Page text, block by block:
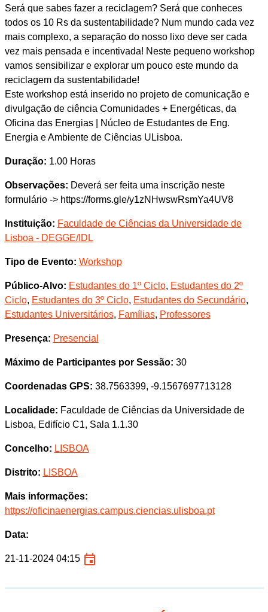
Será que sabes fazer a reciclagem? Será que conheces
todos os 10 Rs da sustentabilidade? Num mundo cada vez
mais complexo, a separação do nosso lixo deve ser cada
vez mais pensada e incentivada! Neste pequeno workshop
vamos sensibilizar e explorar um pouco este mundo da
reciclagem da sustentabilidade!
Este workshop está inserido no projeto de comunicação e
divulgação de ciência Comunidades + Energéticas, da
Oficina das Energias | Núcleo de Estudantes de Eng.
Energia e Ambiente de Ciências ULisboa.
Duração: 1.00 Horas
Observações: Deverá ser feita uma inscrição neste
formulário -> https://forms.gle/y1zNHwswRsmYa4UV8
Instituição: Faculdade de Ciências da Universidade de
Lisboa - DEGGE/IDL
Tipo de Evento: Workshop
Público-Alvo: Estudantes do 1º Ciclo, Estudantes do 2º
Ciclo, Estudantes do 3º Ciclo, Estudantes do Secundário,
Estudantes Universitários, Famílias, Professores
Presença: Presencial
Máximo de Participantes por Sessão: 30
Coordenadas GPS: 38.7563399, -9.1567697713128
Localidade: Faculdade de Ciências da Universidade de
Lisboa, Edifício C1, Sala 1.1.30
Concelho: LISBOA
Distrito: LISBOA
Mais informações:
https://oficinaenergias.campus.ciencias.ulisboa.pt
Data:
21-11-2024 04:15